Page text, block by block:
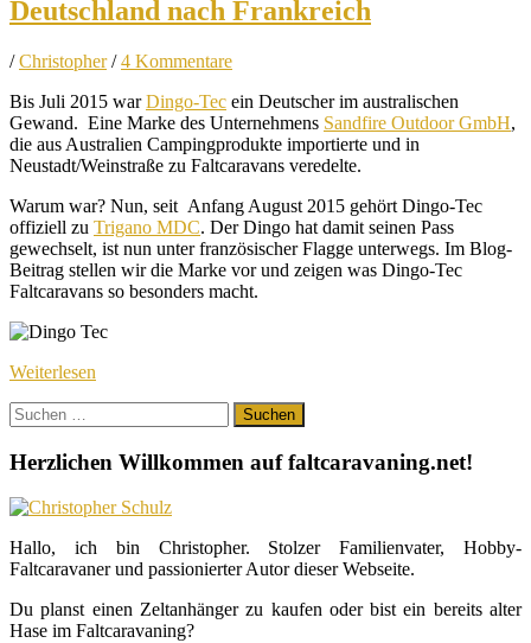
Deutschland nach Frankreich
/Christopher /4 Kommentare
Bis Juli 2015 warDingo-Tec ein Deutscher im australischen
Gewand. Eine Marke des Unternehmens Sandfire Outdoor GmbH,
die aus Australien Campingprodukte importierte und in
Neustadt/Weinstraße zu Faltcaravans veredelte.
Warum war? Nun, seit Anfang August 2015 gehört Dingo-Tec
offiziell zu Trigano MDC. Der Dingo hat damit seinen Pass
gewechselt, ist nun unter französischer Flagge unterwegs. Im Blog-
Beitrag stellen wir die Marke vor und zeigen was Dingo-Tec
Faltcaravans so besonders macht.
Weiterlesen
Suchen
nach:
Herzlichen Willkommen auf faltcaravaning.net!
Hallo, ich bin Christopher. Stolzer Familienvater, Hobby-
Faltcaravaner und passionierter Autor dieser Webseite.
Du planst einen Zeltanhänger zu kaufen oder bist ein bereits alter
Hase im Faltcaravaning?